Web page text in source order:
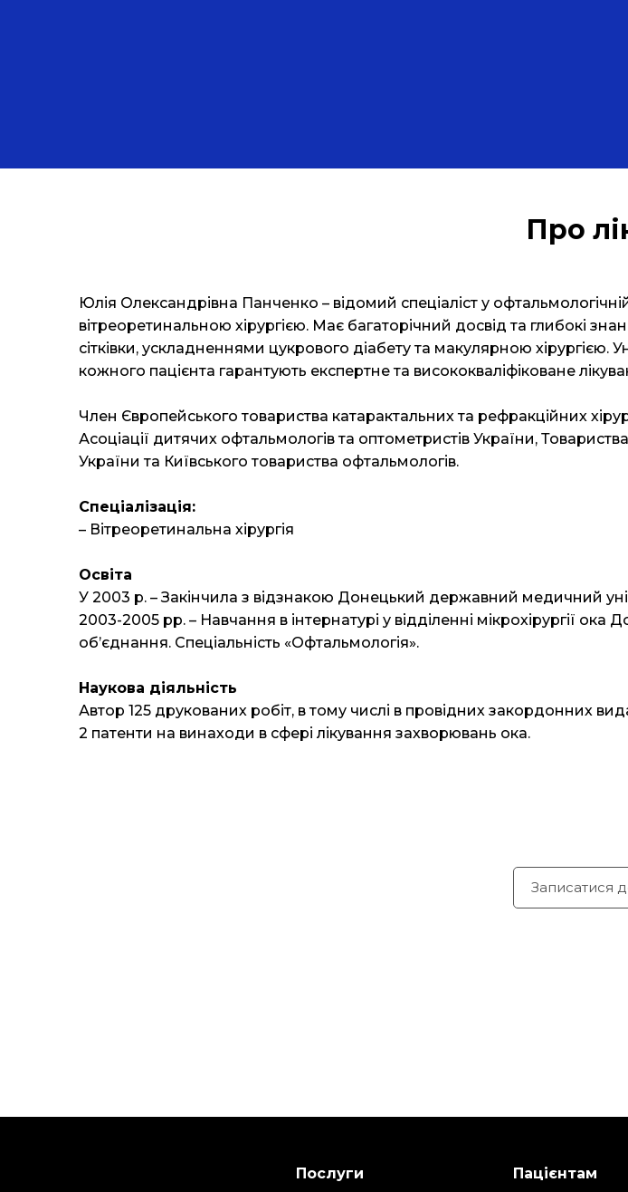
Про
Юлія Олександрівна Панченко – відомий спеціаліст у
вітреоретинальною хірургією. Має багаторічний досвід та глибокі
сітківки, ускладненнями цукрового діабету та макулярною хірургією.
кожного пацієнта гарантують експертне та висококваліфіковане
Член Європейського товариства катарактальних та рефракційних
Асоціації дитячих офтальмологів та оптометристів України,
України та Київського товариства офтальмологів.
Спеціалізація:
– Вітреоретинальна хірургія
Освіта
У 2003 р. – Закінчила з відзнакою Донецький державний медичний
2003-2005 рр. – Навчання в інтернатурі у відділенні мікрохірургії
об’єднання. Спеціальність «Офтальмологія».
Наукова діяльність
Автор 125 друкованих робіт, в тому числі в провідних закордонних
2 патенти на винаходи в сфері лікування захворювань ока.
Записатися
Послуги Пацієнтам